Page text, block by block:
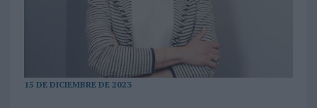
15 DE DICIEMBRE DE 2023